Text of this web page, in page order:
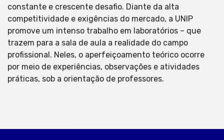
constante e crescente desafio. Diante da alta
competitividade e exigências do mercado, a UNIP
promove um intenso trabalho em laboratórios – que
trazem para a sala de aula a realidade do campo
profissional. Neles, o aperfeiçoamento teórico ocorre
por meio de experiências, observações e atividades
práticas, sob a orientação de professores.